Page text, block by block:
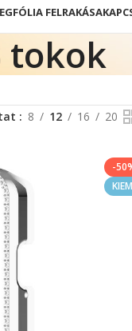
FELRAKÁSA
tokok
8 12 16 20
-